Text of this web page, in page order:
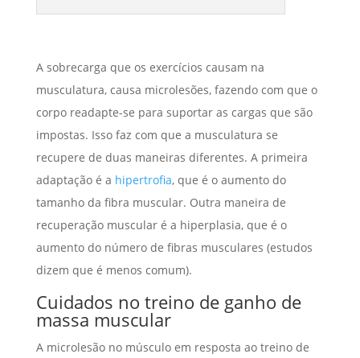
A sobrecarga que os exercícios causam na
musculatura, causa microlesões, fazendo com que o
corpo readapte-se para suportar as cargas que são
impostas. Isso faz com que a musculatura se
recupere de duas maneiras diferentes. A primeira
adaptação é a hipertrofia, que é o aumento do
tamanho da fibra muscular. Outra maneira de
recuperação muscular é a hiperplasia, que é o
aumento do número de fibras musculares (estudos
dizem que é menos comum).
Cuidados no treino de ganho de
massa muscular
A microlesão no músculo em resposta ao treino de